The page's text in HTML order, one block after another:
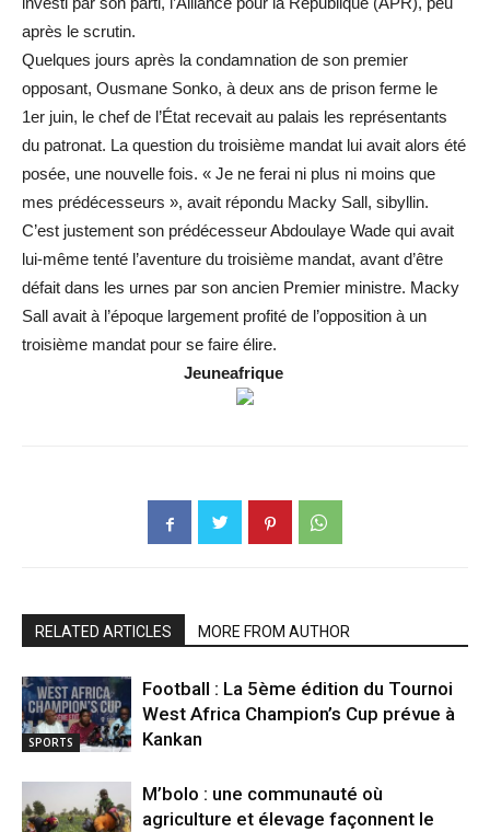
après le scrutin.
Quelques jours après la condamnation de son premier
opposant, Ousmane Sonko, à deux ans de prison ferme le
1er juin, le chef de l’État recevait au palais les représentants
du patronat. La question du troisième mandat lui avait alors été
posée, une nouvelle fois. « Je ne ferai ni plus ni moins que
mes prédécesseurs », avait répondu Macky Sall, sibyllin.
C’est justement son prédécesseur Abdoulaye Wade qui avait
lui-même tenté l’aventure du troisième mandat, avant d’être
défait dans les urnes par son ancien Premier ministre. Macky
Sall avait à l’époque largement profité de l’opposition à un
troisième mandat pour se faire élire.
Jeuneafrique
RELATED ARTICLES MORE FROM AUTHOR
SPORTS
Football : La 5ème édition du Tournoi
West Africa Champion’s Cup prévue à
Kankan
M’bolo : une communauté où
agriculture et élevage façonnent le